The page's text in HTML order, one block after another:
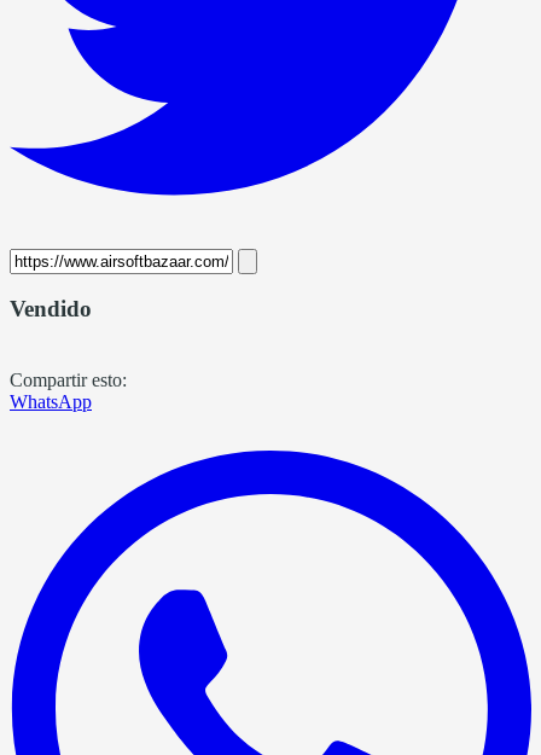
Vendido
Compartir esto:
WhatsApp